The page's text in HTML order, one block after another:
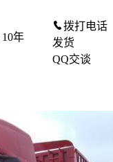
10年
拨打电话
发货
QQ交谈